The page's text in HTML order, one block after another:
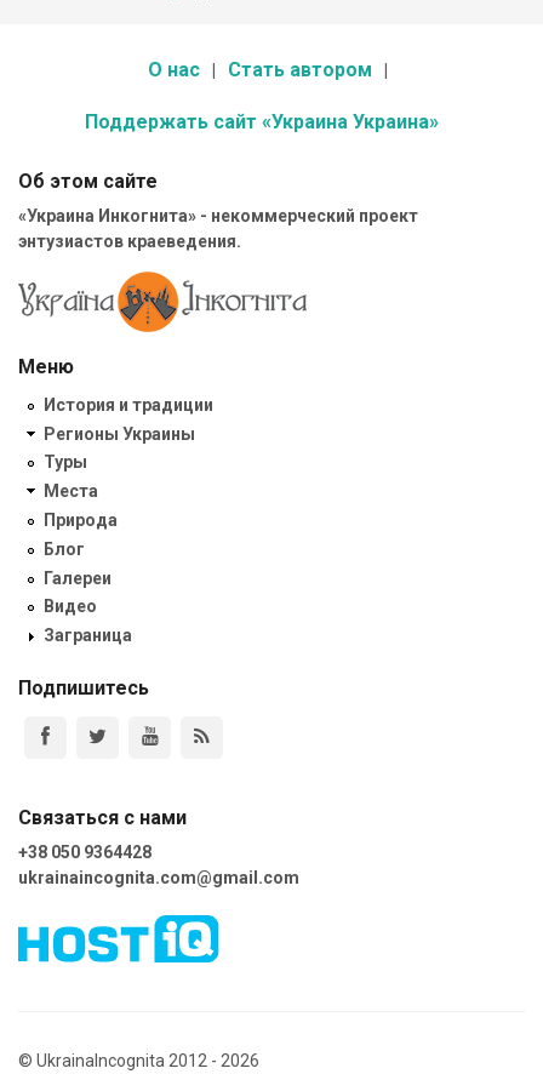
О нас Стать автором
Поддержать сайт «Украина Украина»
Об этом сайте
«Украина Инкогнита» - некоммерческий проект
энтузиастов краеведения.
Меню
История и традиции
Регионы Украины
Туры
Места
Природа
Блог
Галереи
Видео
Заграница
Подпишитесь
Связаться с нами
+38 050 9364428
ukrainaincognita.com@gmail.com
© UkrainaIncognita 2012 - 2026